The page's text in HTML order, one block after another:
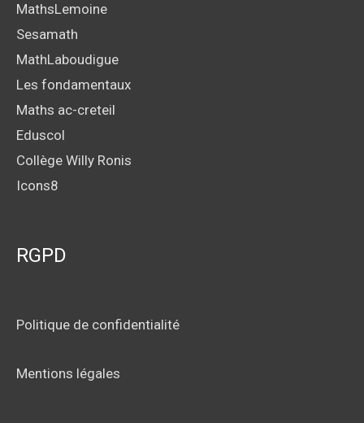
MathsLemoine
Sesamath
MathLaboudigue
Les fondamentaux
Maths ac-creteil
Eduscol
Collège Willy Ronis
Icons8
RGPD
Politique de confidentialité
Mentions légales